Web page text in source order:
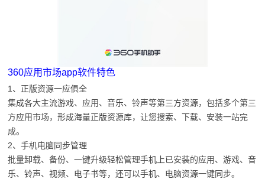
360应用市场app软件特色
1、正版资源一应俱全
集成各大主流游戏、应用、音乐、铃声等第三方资源，包括多个第三
方应用市场，形成海量正版资源库，让您搜索、下载、安装一站完
成。
2、手机电脑同步管理
批量卸载、备份、一键升级轻松管理手机上已安装的应用、游戏、音
乐、铃声、视频、电子书等，还可以手机、电脑资源一键同步。